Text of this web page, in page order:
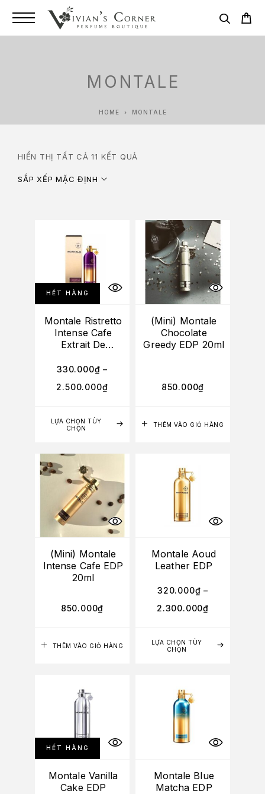
MONTALE
HOME MONTALE
HIỂN THỊ TẤT CẢ 11 KẾT QUẢ
SẮP XẾP MẶC ĐỊNH
HẾT HÀNG
LỰA CHỌN TÙY
CHỌN
Montale Ristretto
Intense Cafe
Extrait De
330.000₫ –
2.500.000₫
THÊM VÀO GIỎ HÀNG
(Mini) Montale
Chocolate
Greedy EDP 20ml
850.000₫
THÊM VÀO GIỎ HÀNG
(Mini) Montale
Intense Cafe EDP
20ml
850.000₫
LỰA CHỌN TÙY
CHỌN
Montale Aoud
Leather EDP
320.000₫ –
2.300.000₫
HẾT HÀNG
Montale Vanilla
Cake EDP
Montale Blue
Matcha EDP